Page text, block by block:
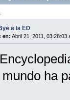
a la ED
en: Abril 21, 2011, 03:28:03
ha